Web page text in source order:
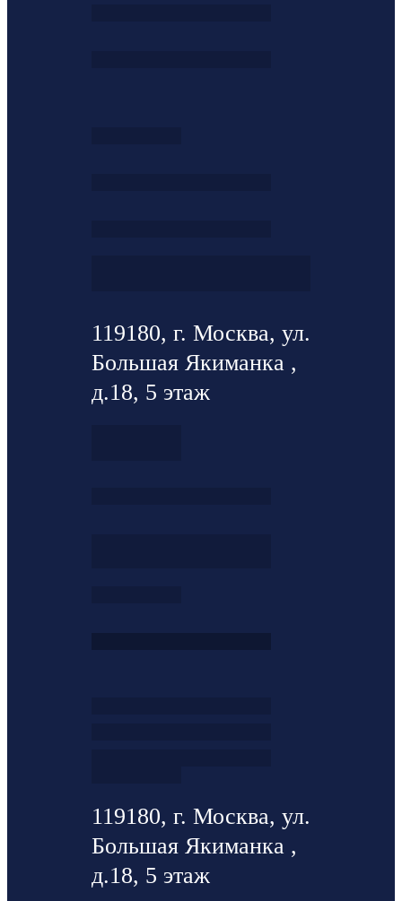
119180, г. Москва, ул.
Большая Якиманка ,
д.18, 5 этаж
119180, г. Москва, ул.
Большая Якиманка ,
д.18, 5 этаж